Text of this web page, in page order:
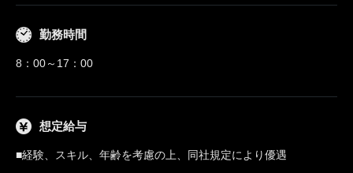
勤務時間
8：00～17：00
想定給与
■経験、スキル、年齢を考慮の上、同社規定により優遇